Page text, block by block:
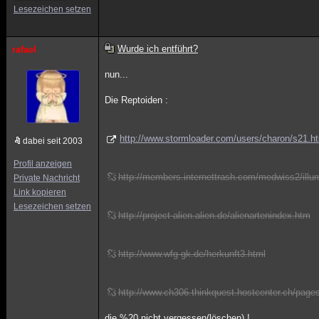
Lesezeichen setzen
rafael
dabei seit 2003
Profil anzeigen
Private Nachricht
Link kopieren
Lesezeichen setzen
Wurde ich entführt?
nun...
Die Reptoiden :
http://www.stormloader.com/users/charon/
http://members.internettrash.com/medwiss2/
http://project-alien.alien.de/alienartenindex.htm
http://www.wfg-gk.de/herkunft3.html
http://www.ch306.thinkquest.hostcenter.ch/